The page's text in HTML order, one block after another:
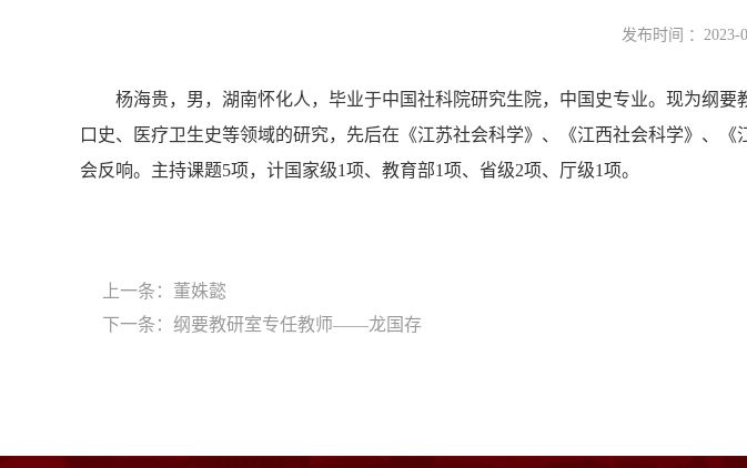
发布时间 ：
杨海贵，男，湖南怀化人，毕业于中国社科院研究生院，中国史专业。现为纲
口史、医疗卫生史等领域的研究，先后在《江苏社会科学》、《江西社会科学》、
会反响。主持课题5项，计国家级1项、教育部1项、省级2项、厅级1项。
上一条： 董姝懿
下一条： 纲要教研室专任教师——龙国存